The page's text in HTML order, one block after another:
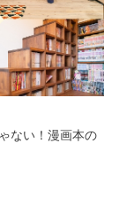
ない！漫画本の